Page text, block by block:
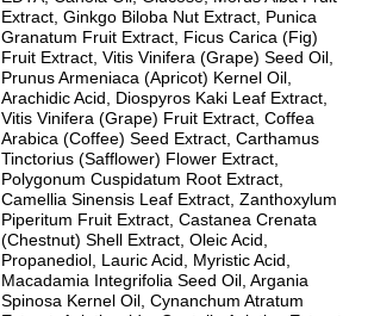
Extract, Ginkgo Biloba Nut Extract, Punica
Granatum Fruit Extract, Ficus Carica (Fig)
Fruit Extract, Vitis Vinifera (Grape) Seed Oil,
Prunus Armeniaca (Apricot) Kernel Oil,
Arachidic Acid, Diospyros Kaki Leaf Extract,
Vitis Vinifera (Grape) Fruit Extract, Coffea
Arabica (Coffee) Seed Extract, Carthamus
Tinctorius (Safflower) Flower Extract,
Polygonum Cuspidatum Root Extract,
Camellia Sinensis Leaf Extract, Zanthoxylum
Piperitum Fruit Extract, Castanea Crenata
(Chestnut) Shell Extract, Oleic Acid,
Propanediol, Lauric Acid, Myristic Acid,
Macadamia Integrifolia Seed Oil, Argania
Spinosa Kernel Oil, Cynanchum Atratum